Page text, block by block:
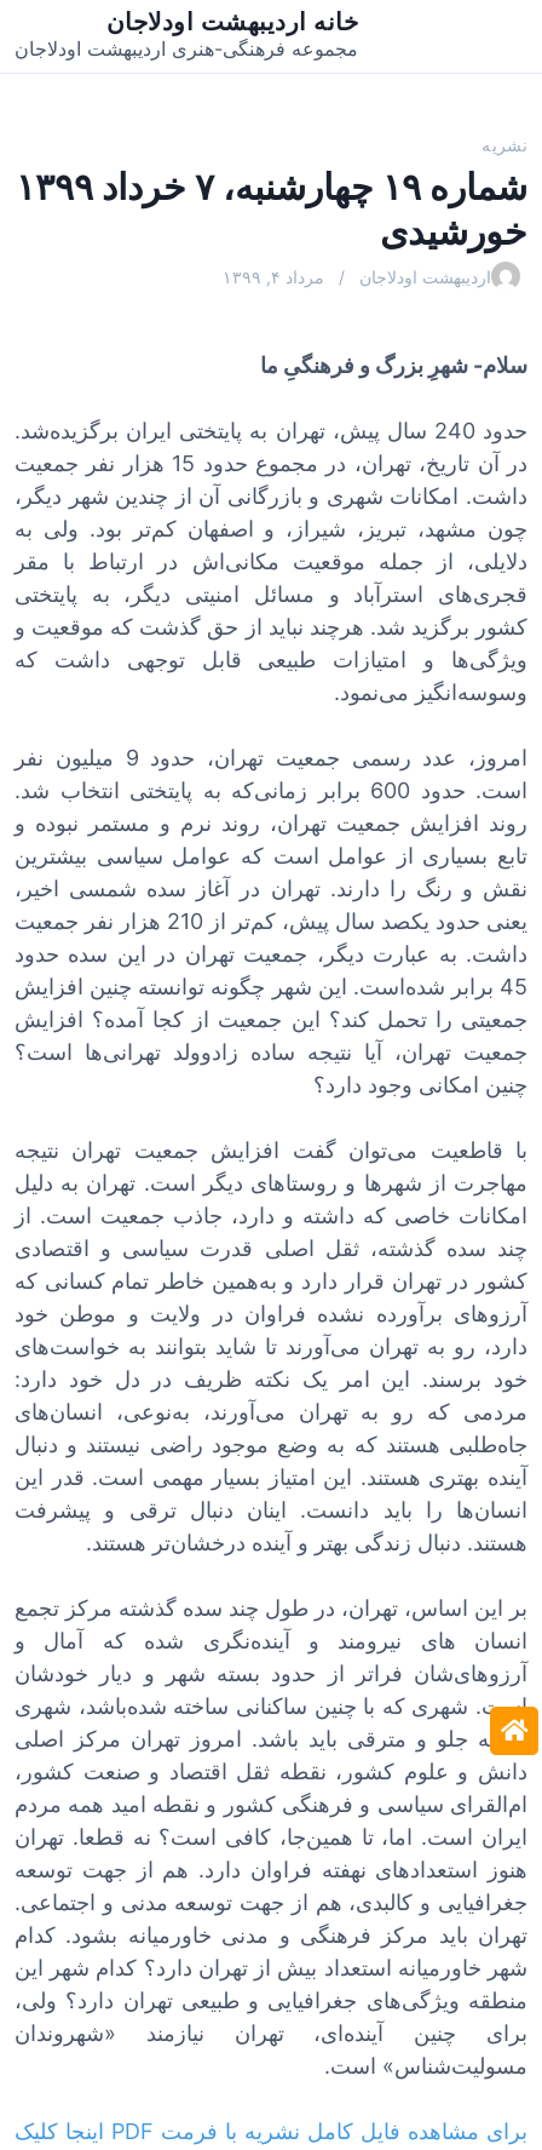
i
خانه اردیبهشت اودلاجان
مجموعه فرهنگی-هنری اردیبهشت اودلاجان
نشریه
شماره ۱۹ چهارشنبه، ۷ خرداد ۱۳۹۹
خورشیدی
اردیبهشت اودلاجان مرداد ۴, ۱۳۹۹
سلام- شهرِ بزرگ و فرهنگیِ ما
حدود 240 سال پیش، تهران به پایتختی ایران برگزیده‌شد.
در آن تاریخ، تهران، در مجموع حدود 15 هزار نفر جمعیت
داشت. امکانات شهری و بازرگانی آن از چندین شهر دیگر،
چون مشهد، تبریز، شیراز، و اصفهان کم‌تر بود. ولی به
دلایلی، از جمله موقعیت مکانی‌اش در ارتباط با مقر
قجری‌های استرآباد و مسائل امنیتی دیگر، به پایتختی
کشور برگزید شد. هرچند نباید از حق گذشت که موقعیت و
ویژگی‌ها و امتیازات طبیعی قابل توجهی داشت که
وسوسه‌انگیز می‌نمود.
امروز، عدد رسمی جمعیت تهران، حدود 9 میلیون نفر
است. حدود 600 برابر زمانی‌که به پایتختی انتخاب شد.
روند افزایش جمعیت تهران، روند نرم و مستمر نبوده و
تابع بسیاری از عوامل است که عوامل سیاسی بیشترین
نقش و رنگ را دارند. تهران در آغاز سده شمسی اخیر،
یعنی حدود یکصد سال پیش، کم‌تر از 210 هزار نفر جمعیت
داشت. به عبارت دیگر، جمعیت تهران در این سده حدود
45 برابر شده‌است. این شهر چگونه توانسته چنین افزایش
جمعیتی را تحمل کند؟ این جمعیت از کجا آمده؟ افزایش
جمعیت تهران، آیا نتیجه ساده زادوولد تهرانی‌ها است؟
چنین امکانی وجود دارد؟
با قاطعیت می‌توان گفت افزایش جمعیت تهران نتیجه
مهاجرت از شهرها و روستاهای دیگر است. تهران به دلیل
امکانات خاصی که داشته و دارد، جاذب جمعیت است. از
چند سده گذشته، ثقل اصلی قدرت سیاسی و اقتصادی
کشور در تهران قرار دارد و به‌همین خاطر تمام کسانی که
آرزوهای برآورده نشده فراوان در ولایت و موطن خود
دارد، رو به تهران می‌آورند تا شاید بتوانند به خواست‌های
خود برسند. این امر یک نکته ظریف در دل خود دارد:
مردمی که رو به تهران می‌آورند، به‌نوعی، انسان‌های
جاه‌طلبی هستند که به وضع موجود راضی نیستند و دنبال
آینده بهتری هستند. این امتیاز بسیار مهمی است. قدر این
انسان‌ها را باید دانست. اینان دنبال ترقی و پیشرفت
هستند. دنبال زندگی بهتر و آینده درخشان‌تر هستند.
بر این اساس، تهران، در طول چند سده گذشته مرکز تجمع
انسان ‌های نیرومند و آینده‌نگری شده که آمال و
آرزوهای‌شان فراتر از حدود بسته شهر و دیار خودشان
است. شهری که با چنین ساکنانی ساخته شده‌باشد، شهری
رو به جلو و مترقی باید باشد. امروز تهران مرکز اصلی
دانش و علوم کشور، نقطه ثقل اقتصاد و صنعت کشور،
ام‌القرای سیاسی و فرهنگی کشور و نقطه امید همه مردم
ایران است. اما، تا همین‌جا، کافی است؟ نه قطعا. تهران
هنوز استعدادهای نهفته فراوان دارد. هم از جهت توسعه
جغرافیایی و کالبدی، هم از جهت توسعه مدنی و اجتماعی.
تهران باید مرکز فرهنگی و مدنی خاورمیانه بشود. کدام
شهر خاورمیانه استعداد بیش از تهران دارد؟ کدام شهر این
منطقه ویژگی‌های جغرافیایی و طبیعی تهران دارد؟ ولی،
برای چنین آینده‌ای، تهران نیازمند «شهروندان
مسولیت‌شناس» است.
برای مشاهده فایل کامل نشریه با فرمت PDF اینجا کلیک